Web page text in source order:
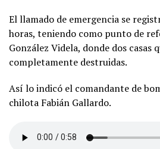
El llamado de emergencia se
horas, teniendo como punto de
González Videla, donde dos casas
completamente destruidas.
Así lo indicó el comandante de
chilota Fabián Gallardo.